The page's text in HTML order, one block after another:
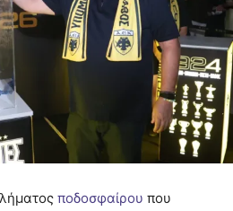
ποδοσφαίρου που